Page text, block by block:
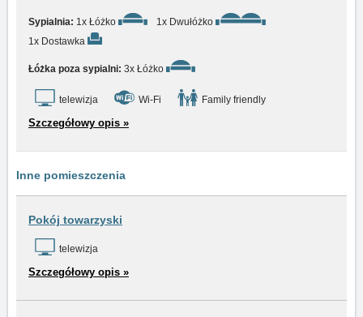
Sypialnia: 1x Łóżko
1x Dwułóżko
1x Dostawka
Łóżka poza sypialni: 3x Łóżko
telewizja Wi-Fi Family friendly
Szczegółowy opis »
Inne pomieszczenia
Pokój towarzyski
telewizja
Szczegółowy opis »